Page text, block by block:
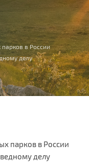
в России
делу
парков в России
делу